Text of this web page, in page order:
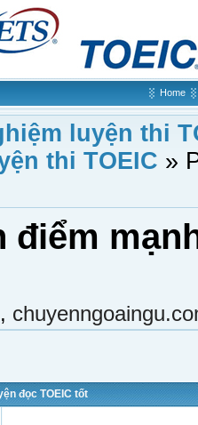
Home
luyện thi
thi TOEIC »
điểm
,
đọc TOEIC tốt